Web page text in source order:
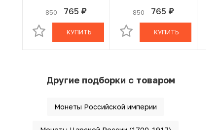
850 765 руб.
В КОРЗИНЕ
КУПИТЬ
850 765 руб.
В КОРЗИНЕ
КУПИТЬ
Другие подборки с товаром
Монеты Российской империи